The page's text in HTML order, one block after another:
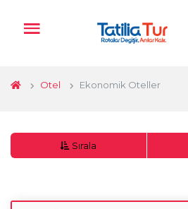
Otel Ekonomik Oteller
Sırala